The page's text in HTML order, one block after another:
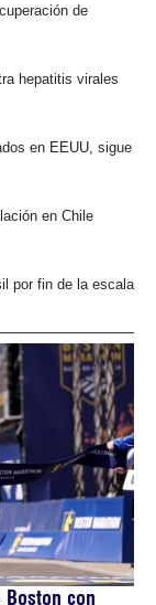
de
hepatitis virales
en EEUU, sigue
en Chile
por fin de la escala
con